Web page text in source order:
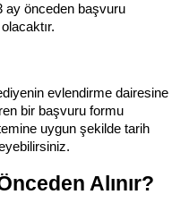
ay önceden başvuru
evlendirme dairesine
bir başvuru formu
uygun şekilde tarih
Alınır?